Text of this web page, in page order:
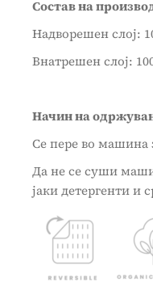
Состав на
Надворешен слој:
Внатрешен слој:
Начин на
Се пере во машина
Да не се суши
јаки детергенти и